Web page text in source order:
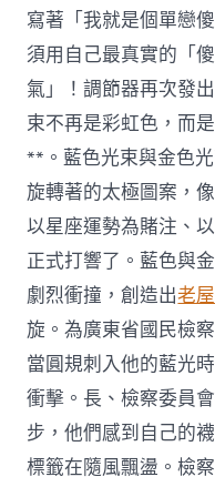
寫著「我就是個單戀
須用自己最真實的「
氣」！調節器再次發
束不再是彩虹色，而
**。藍色光束與金色
旋轉著的太極圖案，
以星座運勢為賭注、
正式打響了。藍色與
劇烈衝撞，創造出老
旋。為廣東省國民檢
當圓規刺入他的藍光
衝擊。長、檢察委員
步，他們感到自己的
標籤在隨風飄盪。檢